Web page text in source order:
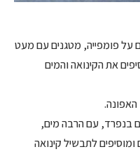
על פומפייה, מטגנים עם מעט
את הקינואה והמים
האפונה.
בנפרד, עם הרבה מים,
דקות. מסננים ומוסיפים לתבשיל קינואה